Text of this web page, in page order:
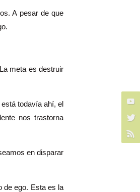
A pesar de que
meta es destruir
todavía ahí, el
nos trastorna
en disparar
de ego. Esta es la